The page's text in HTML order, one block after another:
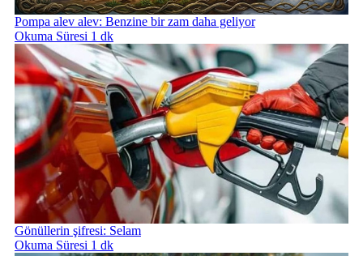
Pompa alev alev: Benzine bir zam daha geliyor
Okuma Süresi 1 dk
Gönüllerin şifresi: Selam
Okuma Süresi 1 dk